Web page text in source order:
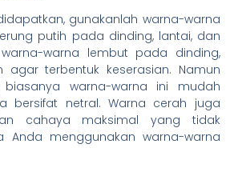
gunakanlah warna-warna
putih pada dinding, lantai, dan
warna lembut pada dinding,
terbentuk keserasian. Namun
biasanya warna-warna ini mudah
bersifat netral. Warna cerah juga
cahaya maksimal yang tidak
Anda menggunakan warna-warna